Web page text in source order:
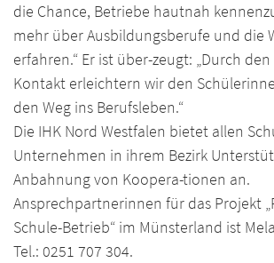
die Chance, Betriebe hautnah
mehr über Ausbildungsberufe und die
erfahren.“ Er ist über-zeugt: „Durch
Kontakt erleichtern wir den
den Weg ins Berufsleben.“
Die IHK Nord Westfalen bietet allen
Unternehmen in ihrem Bezirk
Anbahnung von Koopera-tionen an.
Ansprechpartnerinnen für das Projekt
Schule-Betrieb“ im Münsterland ist
Tel.: 0251 707 304.